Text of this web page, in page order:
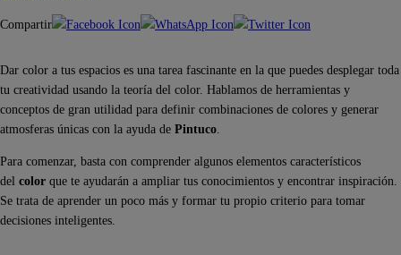
Compartir
Dar color a tus espacios es una tarea fascinante en la que puedes desplegar toda
tu creatividad usando la teoría del color. Hablamos de herramientas y
conceptos de gran utilidad para definir combinaciones de colores y generar
atmosferas únicas con la ayuda de Pintuco
Para comenzar, basta con comprender algunos elementos característicos
del color que te ayudarán a ampliar tus conocimientos y encontrar inspiración.
Se trata de aprender un poco más y formar tu propio criterio para tomar
decisiones inteligentes.